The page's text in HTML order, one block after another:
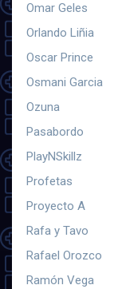
Omar Geles
Orlando Liñia
Oscar Prince
Osmani Garcia
Ozuna
Pasabordo
PlayNSkillz
Profetas
Proyecto A
Rafa y Tavo
Rafael Orozco
Ramón Vega